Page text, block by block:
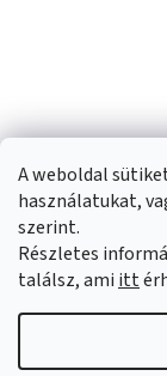
A weboldal
használatukat,
szerint.
Részletes
találsz, ami itt